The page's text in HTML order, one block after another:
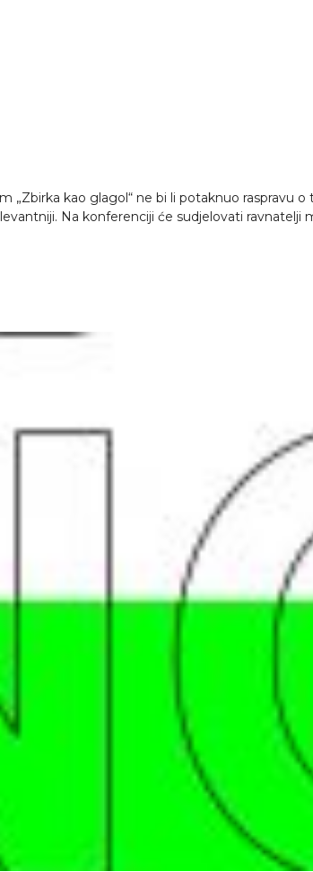
„Zbirka kao glagol“ ne bi li potaknuo raspravu
Na konferenciji će sudjelovati ravnatelji